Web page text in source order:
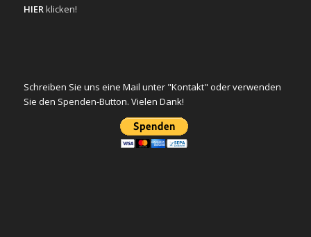
HIERklicken!
Schreiben Sie uns eine Mail unter "Kontakt" oder verwenden
Sie den Spenden-Button. Vielen Dank!